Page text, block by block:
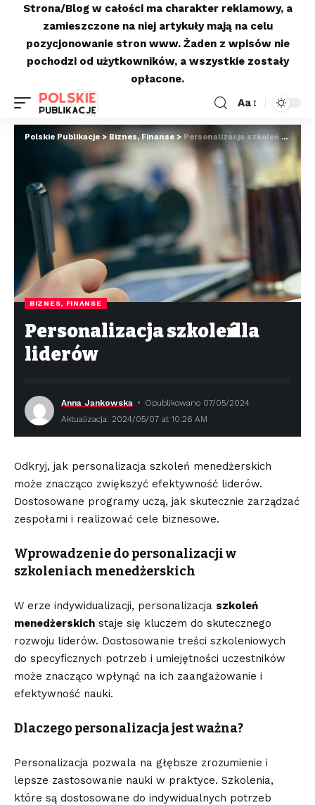
Strona/Blog w całości ma charakter reklamowy, a
zamieszczone na niej artykuły mają na celu
pozycjonowanie stron www. Żaden z wpisów nie
pochodzi od użytkowników, a wszystkie zostały
opłacone.
Aa
Polskie Publikacje>Biznes, Finanse>Personalizacja szkoleń dla liderów
BIZNES, FINANSE
Personalizacja szkoleń dla
liderów
Anna Jankowska
Opublikowano 07/05/2024
Aktualizacja: 2024/05/07 at 10:26 AM
Odkryj, jak personalizacja szkoleń menedżerskich
może znacząco zwiększyć efektywność liderów.
Dostosowane programy uczą, jak skutecznie zarządzać
zespołami i realizować cele biznesowe.
Wprowadzenie do personalizacji w
szkoleniach menedżerskich
W erze indywidualizacji, personalizacja szkoleń
menedżerskich staje się kluczem do skutecznego
rozwoju liderów. Dostosowanie treści szkoleniowych
do specyficznych potrzeb i umiejętności uczestników
może znacząco wpłynąć na ich zaangażowanie i
efektywność nauki.
Dlaczego personalizacja jest ważna?
Personalizacja pozwala na głębsze zrozumienie i
lepsze zastosowanie nauki w praktyce. Szkolenia,
które są dostosowane do indywidualnych potrzeb